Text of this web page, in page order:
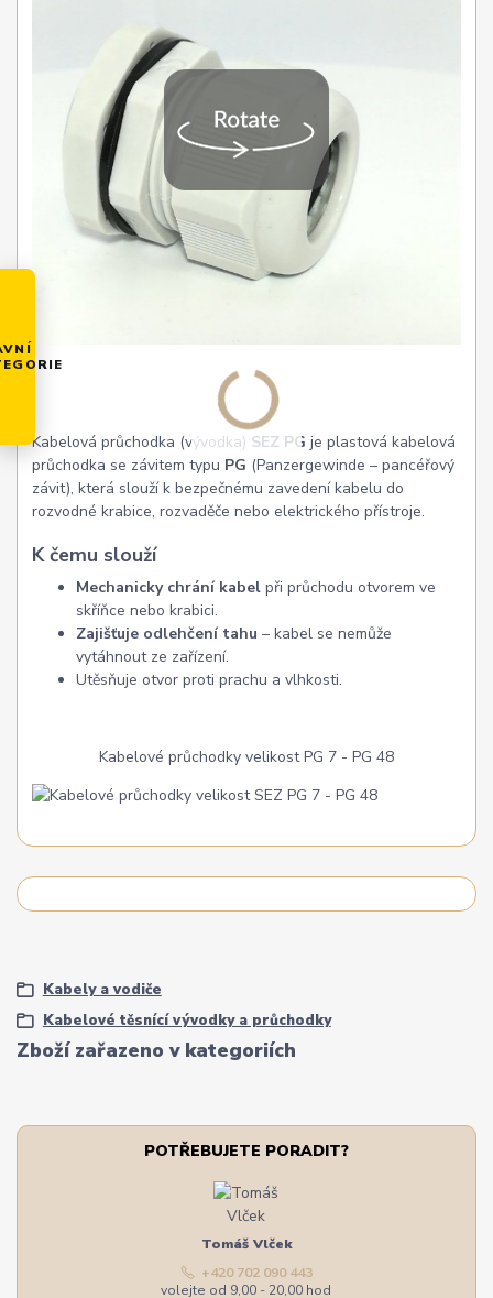
Kabelová průchodka (vývodka) SEZ PGje plastová kabelová
průchodka se závitem typu PG (Panzergewinde – pancéřový
závit), která slouží k bezpečnému zavedení kabelu do
rozvodné krabice, rozvaděče nebo elektrického přístroje.
K čemu slouží
Mechanicky chrání kabelpři průchodu otvorem ve
skříňce nebo krabici.
Zajišťuje odlehčení tahu – kabel se nemůže
vytáhnout ze zařízení.
Utěsňuje otvor proti prachu a vlhkosti.
Kabelové průchodky velikost PG 7 - PG 48
Zboží zařazeno v kategoriích
Kabely a vodiče
Kabelové těsnící vývodky a průchodky
POTŘEBUJETE PORADIT?
Tomáš Vlček
+420 702 090 443
volejte od 9,00 - 20,00 hod